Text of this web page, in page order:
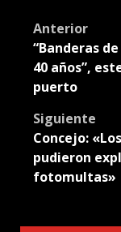
Post
Anterior
“Banderas
40 años”,
puerto
Siguiente
Concejo:
pudieron
fotomultas»